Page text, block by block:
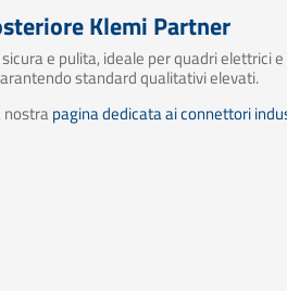
Klemi Partner
e pulita, ideale per quadri elettrici
standard qualitativi elevati.
nostrapagina dedicata ai connettori